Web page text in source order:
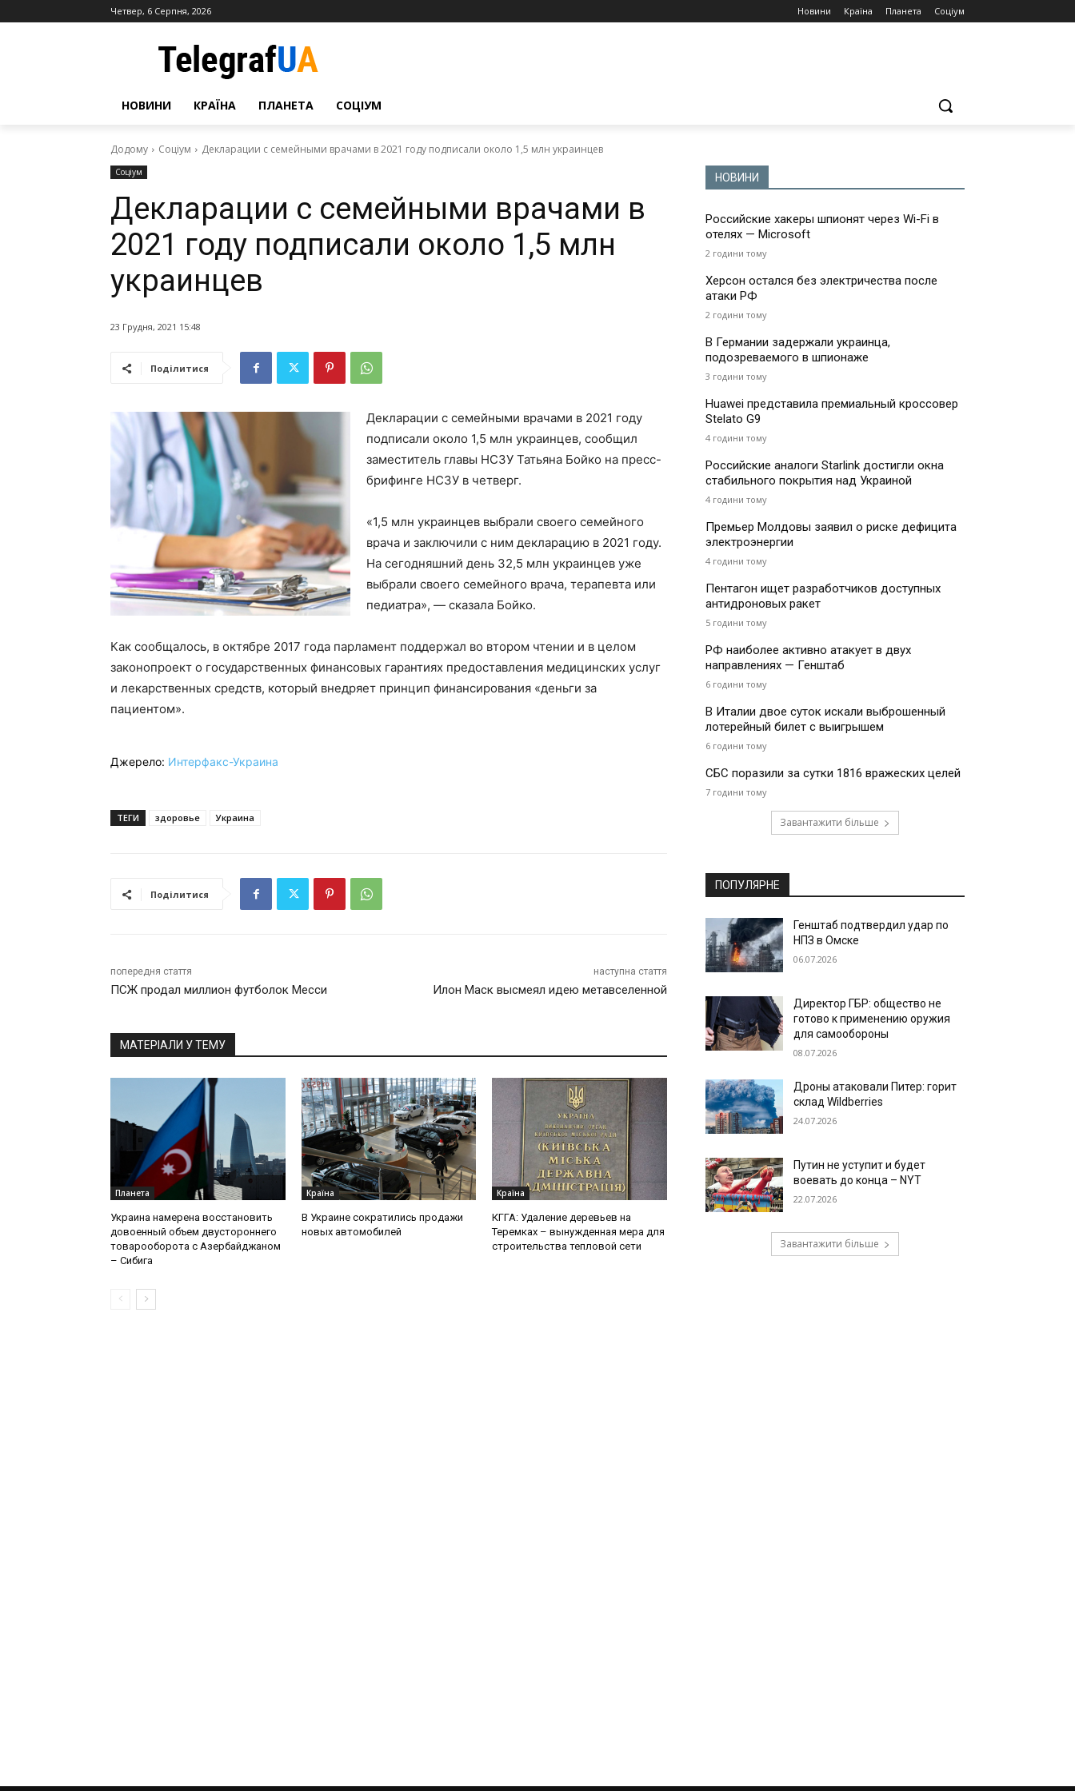
Четвер, 6 Серпня, 2026 Новини Країна Планета Соціум
НОВИНИ КРАЇНА ПЛАНЕТА СОЦІУМ
Додому Соціум Декларации с семейными врачами в 2021 году подписали около 1,5 млн украинцев
Соціум
Декларации с семейными врачами в
2021 году подписали около 1,5 млн
украинцев
23 Грудня, 2021 15:48
Поділитися
Декларации с семейными врачами в 2021 году
подписали около 1,5 млн украинцев, сообщил
заместитель главы НСЗУ Татьяна Бойко на пресс-
брифинге НСЗУ в четверг.
«1,5 млн украинцев выбрали своего семейного
врача и заключили с ним декларацию в 2021 году.
На сегодняшний день 32,5 млн украинцев уже
выбрали своего семейного врача, терапевта или
педиатра», — сказала Бойко.
Как сообщалось, в октябре 2017 года парламент поддержал во втором чтении и в целом
законопроект о государственных финансовых гарантиях предоставления медицинских услуг
и лекарственных средств, который внедряет принцип финансирования «деньги за
пациентом».
Джерело: Интерфакс-Украина
ТЕГИ здоровье Украина
Поділитися
попередня стаття
ПСЖ продал миллион футболок Месси
наступна стаття
Илон Маск высмеял идею метавселенной
МАТЕРІАЛИ У ТЕМУ
Планета
Украина намерена восстановить
довоенный объем двустороннего
товарооборота с Азербайджаном
– Сибига
Країна
В Украине сократились продажи
новых автомобилей
Країна
КГГА: Удаление деревьев на
Теремках – вынужденная мера для
строительства тепловой сети
НОВИНИ
Российские хакеры шпионят через Wi-Fi в
отелях — Microsoft
2 години тому
Херсон остался без электричества после
атаки РФ
2 години тому
В Германии задержали украинца,
подозреваемого в шпионаже
3 години тому
Huawei представила премиальный кроссовер
Stelato G9
4 години тому
Российские аналоги Starlink достигли окна
стабильного покрытия над Украиной
4 години тому
Премьер Молдовы заявил о риске дефицита
электроэнергии
4 години тому
Пентагон ищет разработчиков доступных
антидроновых ракет
5 години тому
РФ наиболее активно атакует в двух
направлениях — Генштаб
6 години тому
В Италии двое суток искали выброшенный
лотерейный билет с выигрышем
6 години тому
СБС поразили за сутки 1816 вражеских целей
7 години тому
Завантажити більше
ПОПУЛЯРНЕ
Генштаб подтвердил удар по
НПЗ в Омске
06.07.2026
Директор ГБР: общество не
готово к применению оружия
для самообороны
08.07.2026
Дроны атаковали Питер: горит
склад Wildberries
24.07.2026
Путин не уступит и будет
воевать до конца – NYT
22.07.2026
Завантажити більше